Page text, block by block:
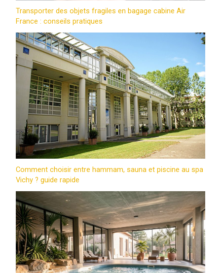
Transporter des objets fragiles en bagage cabine Air
France : conseils pratiques
Comment choisir entre hammam, sauna et piscine au spa
Vichy ? guide rapide